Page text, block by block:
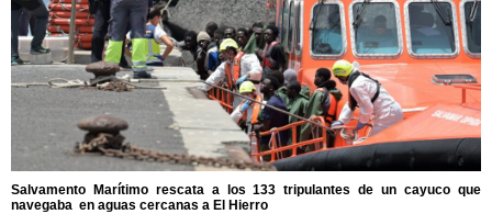
Salvamento Marítimo rescata a los 133 tripulantes de un cayuco que
navegaba en aguas cercanas a El Hierro